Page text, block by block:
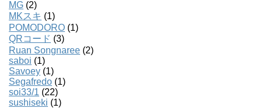
MG (2)
MKスキ (1)
POMODORO (1)
QRコード (3)
Ruan Songnaree (2)
saboi (1)
Savoey (1)
Segafredo (1)
soi33/1 (22)
sushiseki (1)